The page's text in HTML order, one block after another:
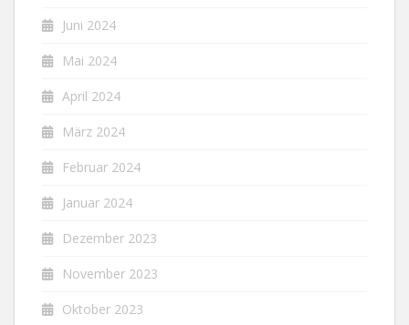
Juni 2024
Mai 2024
April 2024
März 2024
Februar 2024
Januar 2024
Dezember 2023
November 2023
Oktober 2023